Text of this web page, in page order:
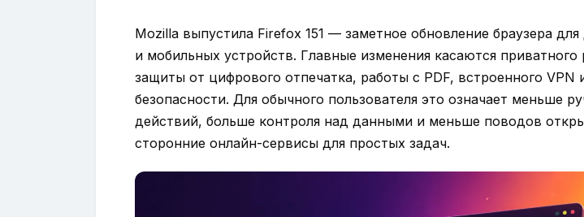
Mozilla выпустила Firefox 151 — заметное обновление браузера для
и мобильных устройств. Главные изменения касаются
защиты от цифрового отпечатка, работы с PDF, встроенного VPN
безопасности. Для обычного пользователя это означает меньше
действий, больше контроля над данными и меньше поводов
сторонние онлайн-сервисы для простых задач.